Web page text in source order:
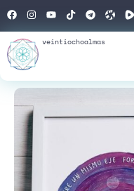
veintiochoalmas